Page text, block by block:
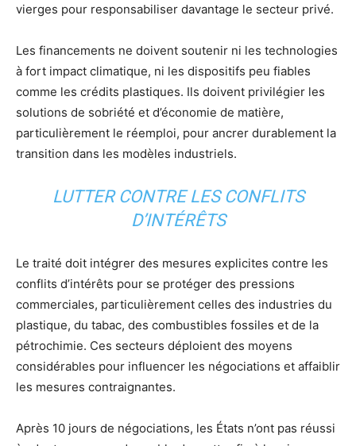
vierges pour responsabiliser davantage le secteur privé.
Les financements ne doivent soutenir ni les technologies
à fort impact climatique, ni les dispositifs peu fiables
comme les crédits plastiques. Ils doivent privilégier les
solutions de sobriété et d’économie de matière,
particulièrement le réemploi, pour ancrer durablement la
transition dans les modèles industriels.
LUTTER CONTRE LES CONFLITS
D’INTÉRÊTS
Le traité doit intégrer des mesures explicites contre les
conflits d’intérêts pour se protéger des pressions
commerciales, particulièrement celles des industries du
plastique, du tabac, des combustibles fossiles et de la
pétrochimie. Ces secteurs déploient des moyens
considérables pour influencer les négociations et affaiblir
les mesures contraignantes.
Après 10 jours de négociations, les États n’ont pas réussi